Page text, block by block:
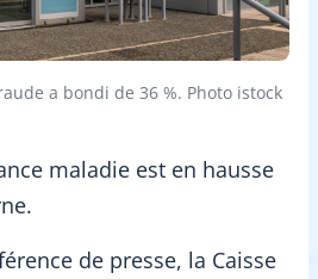
a bondi de 36 %. Photo istock
maladie est en hausse
de presse, la Caisse